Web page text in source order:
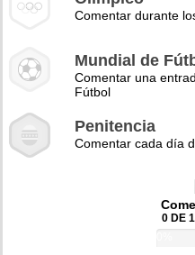
Comentar durante
Mundial de
Comentar una
Fútbol
Penitencia
Comentar cada día
0 DE